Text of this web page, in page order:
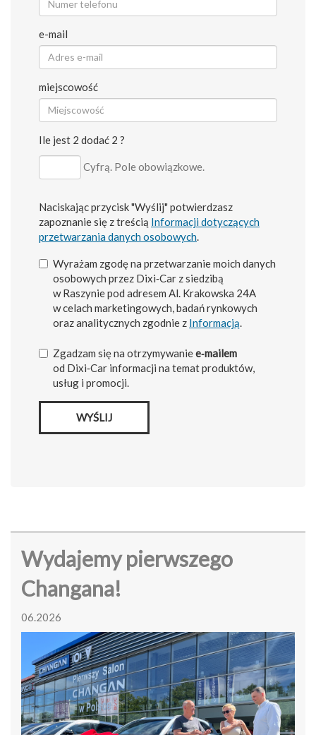
e-mail
miejscowość
Ile jest 2 dodać 2 ?
Cyfrą. Pole obowiązkowe.
Naciskając przycisk "Wyślij" potwierdzasz
zapoznanie się z treścią Informacji dotyczących
przetwarzania danych osobowych.
Wyrażam zgodę na przetwarzanie moich danych
osobowych przez Dixi‑Car z siedzibą
w Raszynie pod adresem Al. Krakowska 24A
w celach marketingowych, badań rynkowych
oraz analitycznych zgodnie z Informacją.
Zgadzam się na otrzymywaniee‑mailem
od Dixi‑Car informacji na temat produktów,
usług i promocji.
WYŚLIJ
Wydajemy pierwszego
Changana!
06.2026